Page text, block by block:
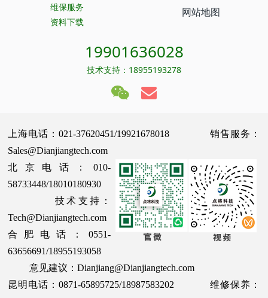
维保服务
资料下载
网站地图
19901636028
技术支持：18955193278
上海电话：021-37620451/19921678018 销售服务：
Sales@Dianjiangtech.com
北京电话：010-
58733448/18010180930
技术支持：
Tech@Dianjiangtech.com
合肥电话：0551-
63656691/18955193058
意见建议：Dianjiang@Dianjiangtech.com
昆明电话：0871-65895725/18987583202 维修保养：